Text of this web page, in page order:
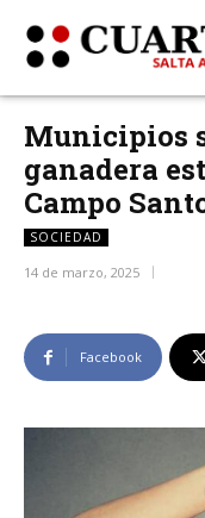
Municipios
ganadera
Campo
SOCIEDAD
14 de marzo, 2025
Facebook